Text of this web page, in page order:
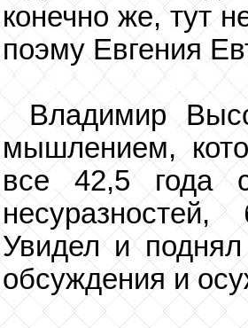
конечно же, тут
поэму Евгения
Владимир
мышлением,
все 42,5 года
Увидел и
обсуждения и